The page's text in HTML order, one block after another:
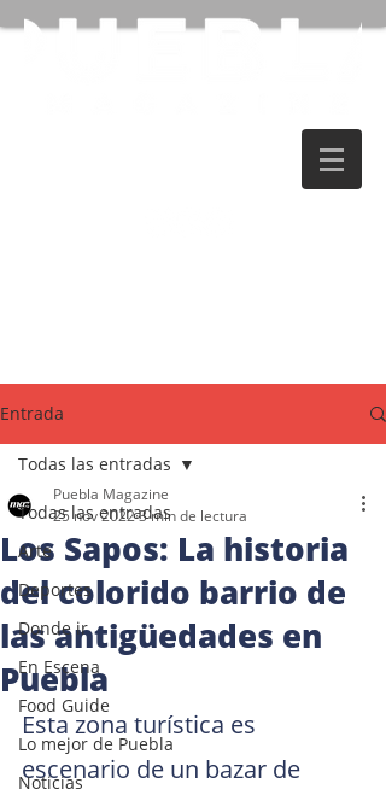
Entrada
Todas las entradas
Arte
Deportes
Donde ir
En Escena
Food Guide
Lo mejor de Puebla
Noticias
Todas las entradas
Los Sapos: La historia
del colorido barrio de
las antigüedades en
Puebla
Puebla Magazine
25 nov 20223 min de lectura
Esta zona turística es
escenario de un bazar de